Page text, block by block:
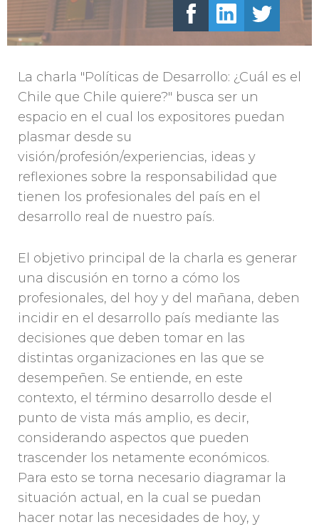
La charla "Políticas de Desarrollo: ¿Cuál es el
Chile que Chile quiere?" busca ser un
espacio en el cual los expositores puedan
plasmar desde su
visión/profesión/experiencias, ideas y
reflexiones sobre la responsabilidad que
tienen los profesionales del país en el
desarrollo real de nuestro país.
El objetivo principal de la charla es generar
una discusión en torno a cómo los
profesionales, del hoy y del mañana, deben
incidir en el desarrollo país mediante las
decisiones que deben tomar en las
distintas organizaciones en las que se
desempeñen. Se entiende, en este
contexto, el término desarrollo desde el
punto de vista más amplio, es decir,
considerando aspectos que pueden
trascender los netamente económicos.
Para esto se torna necesario diagramar la
situación actual, en la cual se puedan
hacer notar las necesidades de hoy, y